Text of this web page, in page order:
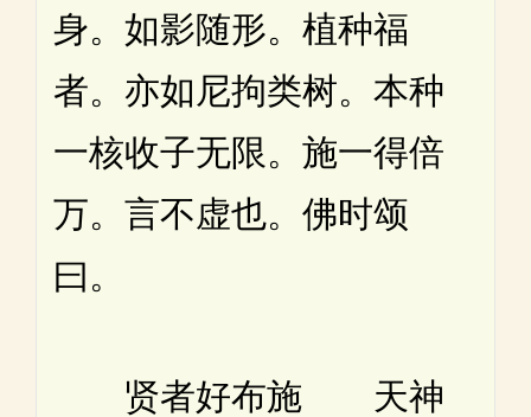
身。如影随形。植种福
者。亦如尼拘类树。本种
一核收子无限。施一得倍
万。言不虚也。佛时颂
曰。
贤者好布施 天神